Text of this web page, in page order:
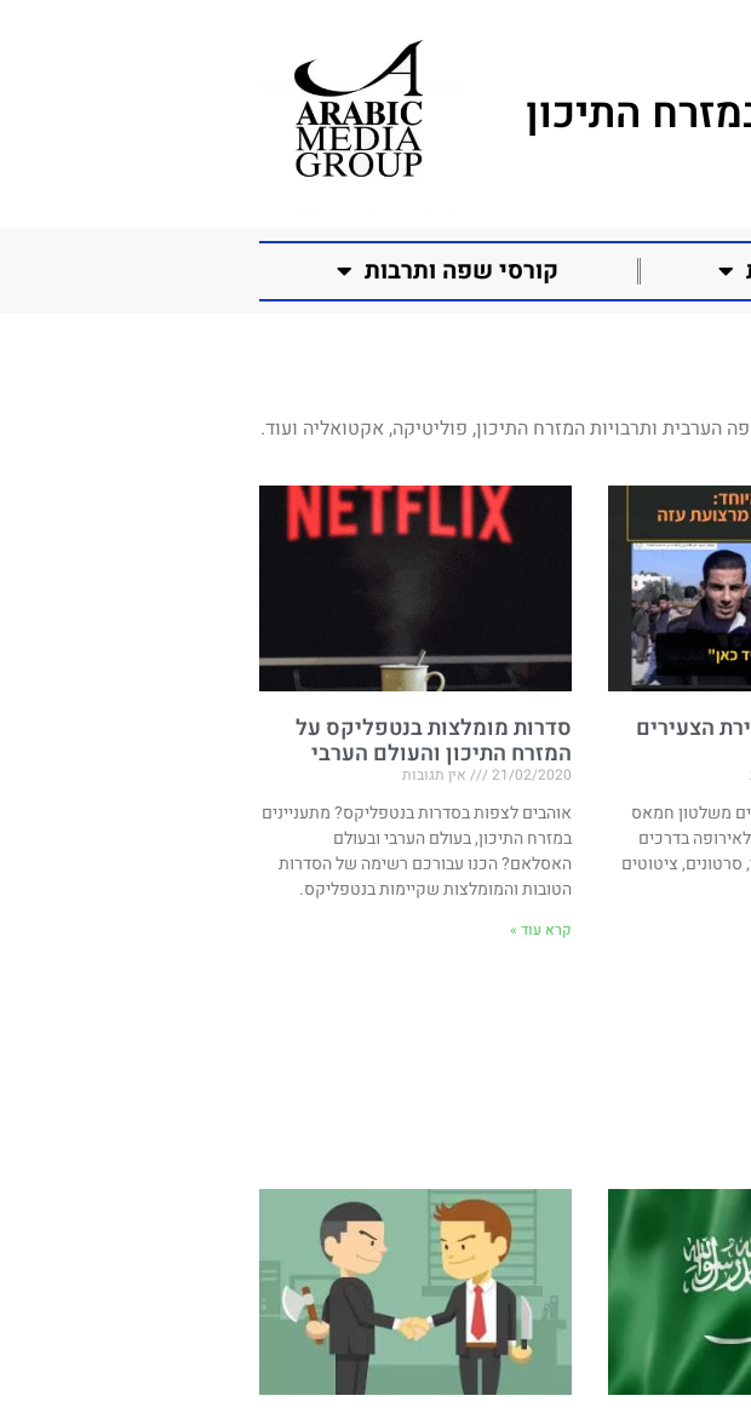
התיכון
קורסי שפה ותרבות
ותרבויות המזרח התיכון, פוליטיקה, אקטואליה ועוד.
הצעירים
משלטון חמאס
בדרכים
סרטונים, ציטוטים
סדרות מומלצות בנטפליקס על
המזרח התיכון והעולם הערבי
21/02/2020 אין תגובות
אוהבים לצפות בסדרות בנטפליקס? מתעניינים
במזרח התיכון, בעולם הערבי ובעולם
האסלאם? הכנו עבורכם רשימה של הסדרות
הטובות והמומלצות שקיימות בנטפליקס.
קרא עוד »